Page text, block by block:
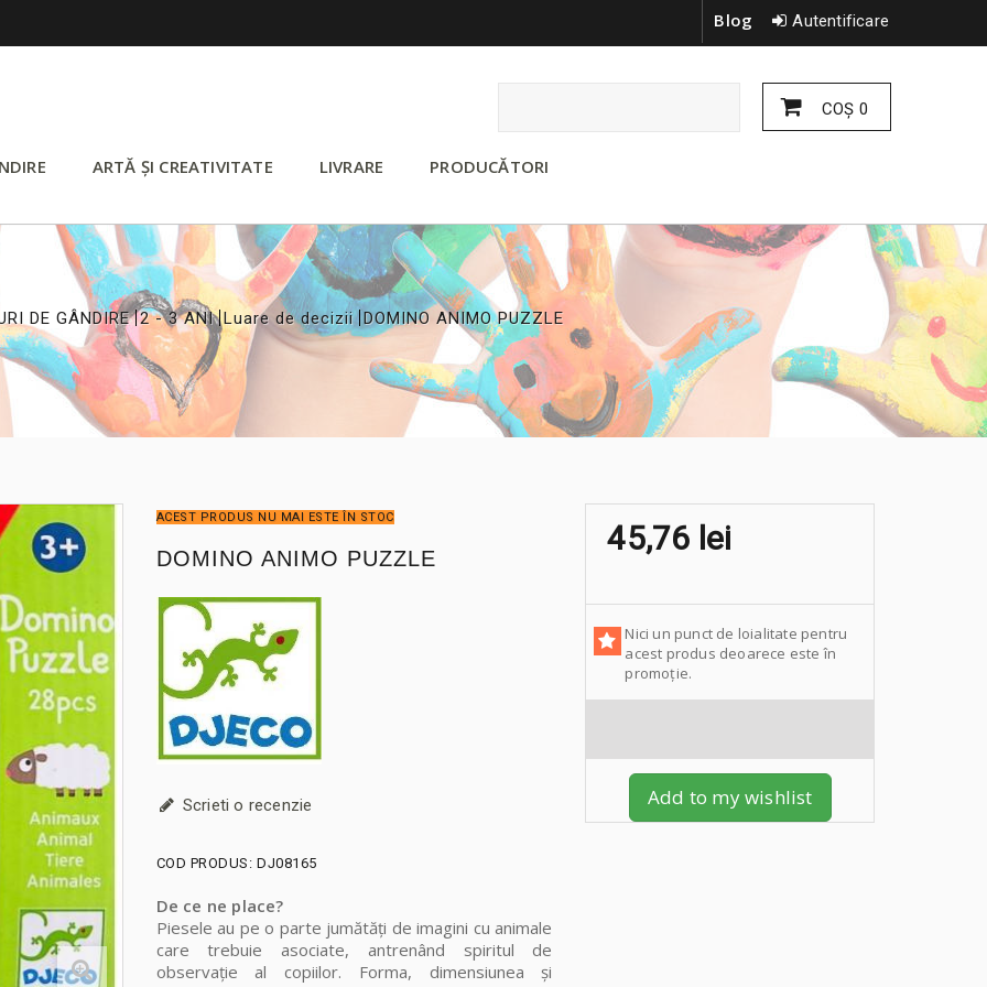
Autentificare
Blog
COŞ 0
ARTĂ ȘI CREATIVITATE LIVRARE PRODUCĂTORI
DE GÂNDIRE
>
2 - 3 ANI Luare de decizii
>
DOMINO ANIMO PUZZLE
ACEST PRODUS NU MAI ESTE ÎN STOC
DOMINO ANIMO PUZZLE
Scrieti o recenzie
COD PRODUS: DJ08165
De ce ne place?
Piesele au pe o parte jumătăți de imagini cu animale
care trebuie asociate, antrenând spiritul de
observație al copiilor. Forma, dimensiunea și
45,76 lei
Nici un punct de loialitate pentru
acest produs deoarece este în
promoție.
Add to my wishlist